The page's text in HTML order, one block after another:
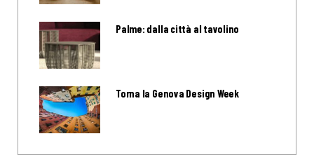
Palme: dalla città al tavolino
Torna la Genova Design Week